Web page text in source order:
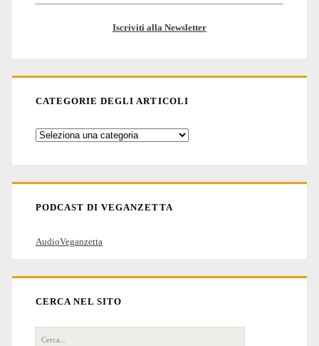
Iscriviti alla Newsletter
CATEGORIE DEGLI ARTICOLI
Categorie
PODCAST DI VEGANZETTA
AudioVeganzetta
CERCA NEL SITO
Cerca